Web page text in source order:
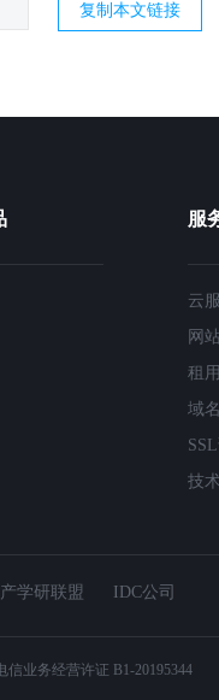
复制本文链接
服
云
网
租
域
技
学研联盟 IDC公司
信业务经营许证 B1-20195344